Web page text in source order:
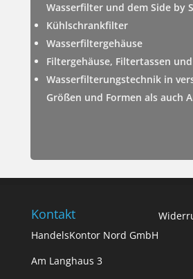
Wasserfilter und dem Side by
Kühlschrankfilter
Wasserfiltergehäuse
Filtergehäuse, Filtertassen
Wasserfilterungstechnik in
Größen und Formen als auch
Kontakt
HandelsKontor Nord GmbH
Am Langhaus 3